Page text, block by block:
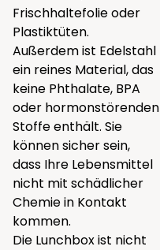
Frischhaltefolie oder
Plastiktüten.
Außerdem ist Edelstahl
ein reines Material, das
keine Phthalate, BPA
oder hormonstörenden
Stoffe enthält. Sie
können sicher sein,
dass Ihre Lebensmittel
nicht mit schädlicher
Chemie in Kontakt
kommen.
Die Lunchbox ist nicht